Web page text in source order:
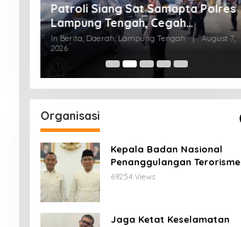
Patroli Siang Sat Samapta Polres
Lampung Tengah, Cegah
Kejahatan Jalanan di Jalinteng
Sumatera
In Berita, Daerah, Lampung Tengah |
August 7,
2026
Organisasi
Kepala Badan Nasional
Penanggulangan Terorisme
Lakukan Penguatan
69254 Views
Jaga Ketat Keselamatan